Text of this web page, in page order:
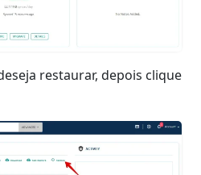
restaurar, depois clique